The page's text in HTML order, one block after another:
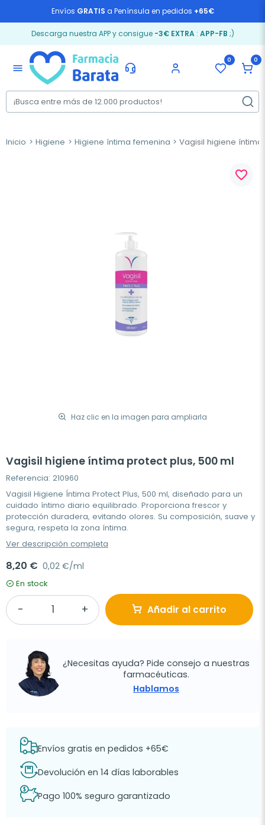
Envíos GRATIS a Península en pedidos +65€
Descarga nuestra APP y consigue -3€ EXTRA: APP-FB ;)
menu
0 0
Inicio Higiene Higiene íntima femenina Vagisil higiene
Haz clic en la imagen para ampliarla
favorite_border
Vagisil higiene íntima protect plus, 500 ml
Referencia: 210960
Vagisil Higiene Íntima Protect Plus, 500 ml, diseñado para un
cuidado íntimo diario equilibrado. Proporciona frescor y
protección duradera, evitando olores. Su composición, suave y
segura, respeta la zona íntima.
Ver descripción completa
8,20 € 0,02 €/ml
En stock
Añadir al carrito
¿Necesitas ayuda? Pide consejo a nuestras
farmacéuticas.
Hablamos
Envíos gratis en pedidos +65€
Devolución en 14 días laborables
Pago 100% seguro garantizado